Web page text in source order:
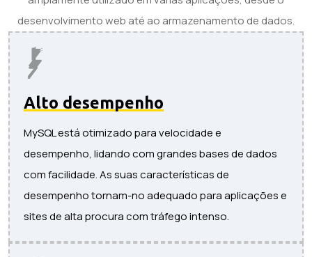
desenvolvimento web até ao armazenamento de dados.
Alto desempenho
MySQL está otimizado para velocidade e
desempenho, lidando com grandes bases de dados
com facilidade. As suas características de
desempenho tornam-no adequado para aplicações e
sites de alta procura com tráfego intenso.